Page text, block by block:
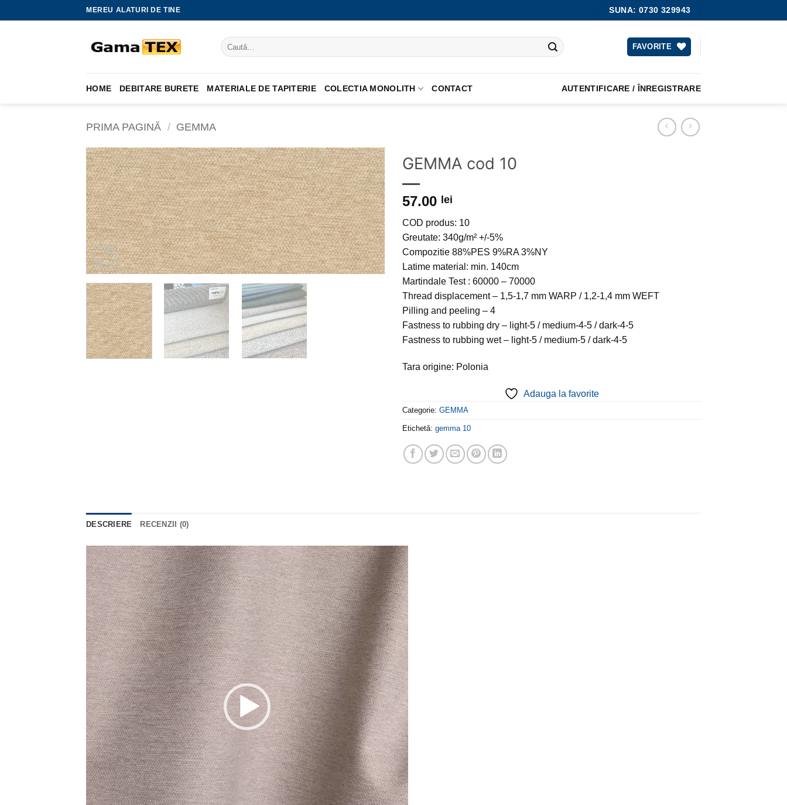
to
MEREU ALATURI DE TINE SUNA: 0730 329943
Caută
după:
FAVORITE
HOME DEBITARE BURETE MATERIALE DE TAPITERIE COLECTIA MONOLITH CONTACT AUTENTIFICARE / ÎNREGISTRARE
PRIMA PAGINĂ / GEMMA
Adauga
la
favorite
GEMMA cod 10
57.00 lei
COD produs: 10
Greutate: 340g/m² +/-5%
Compozitie 88%PES 9%RA 3%NY
Latime material: min. 140cm
Martindale Test : 60000 – 70000
Thread displacement – 1,5-1,7 mm WARP / 1,2-1,4 mm WEFT
Pilling and peeling – 4
Fastness to rubbing dry – light-5 / medium-4-5 / dark-4-5
Fastness to rubbing wet – light-5 / medium-5 / dark-4-5
Tara origine: Polonia
Adauga la favorite
Categorie: GEMMA
Etichetă: gemma 10
DESCRIERE RECENZII (0)
Player
video